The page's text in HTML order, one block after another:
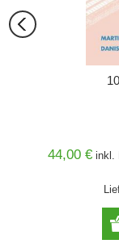
44,00 € inkl.